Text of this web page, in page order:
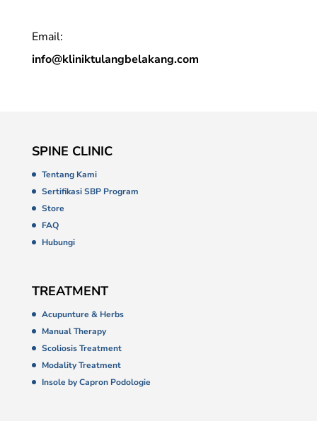
Email:
info@kliniktulangbelakang.com
SPINE CLINIC
Tentang Kami
Sertifikasi SBP Program
Store
FAQ
Hubungi
TREATMENT
Acupunture & Herbs
Manual Therapy
Scoliosis Treatment
Modality Treatment
Insole by Capron Podologie